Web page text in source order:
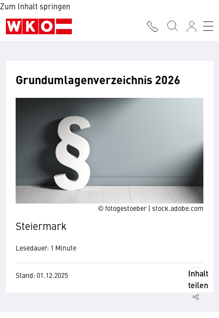
Zum Inhalt springen
© fotogestoeber | stock.adobe.com
Grundumlagenverzeichnis 2026
Steiermark
Lesedauer: 1 Minute
Stand: 01.12.2025
Inhalt
teilen